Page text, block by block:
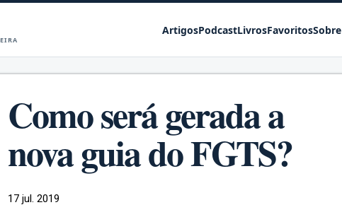
ArtigosPodcastLivrosFavoritosSobre
Como será gerada a
nova guia do FGTS?
17 jul. 2019